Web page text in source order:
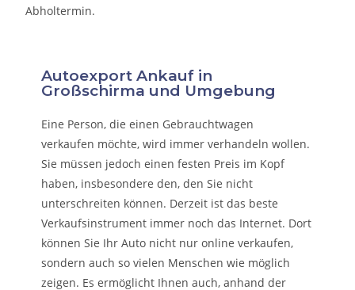
Abholtermin.
Autoexport Ankauf in
Großschirma und Umgebung
Eine Person, die einen Gebrauchtwagen
verkaufen möchte, wird immer verhandeln wollen.
Sie müssen jedoch einen festen Preis im Kopf
haben, insbesondere den, den Sie nicht
unterschreiten können. Derzeit ist das beste
Verkaufsinstrument immer noch das Internet. Dort
können Sie Ihr Auto nicht nur online verkaufen,
sondern auch so vielen Menschen wie möglich
zeigen. Es ermöglicht Ihnen auch, anhand der